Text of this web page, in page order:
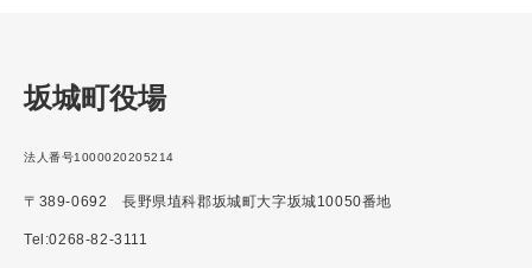
坂城町役場
法人番号1000020205214
〒389-0692 長野県埴科郡坂城町大字坂城10050番地
Tel:0268-82-3111